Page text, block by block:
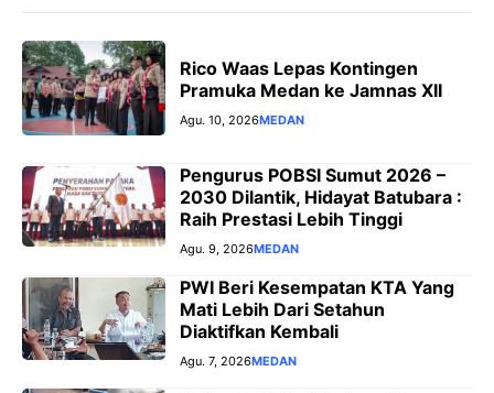
Rico Waas Lepas Kontingen
Pramuka Medan ke Jamnas XII
Agu. 10, 2026MEDAN
Pengurus POBSI Sumut 2026 –
2030 Dilantik, Hidayat Batubara :
Raih Prestasi Lebih Tinggi
Agu. 9, 2026MEDAN
PWI Beri Kesempatan KTA Yang
Mati Lebih Dari Setahun
Diaktifkan Kembali
Agu. 7, 2026MEDAN